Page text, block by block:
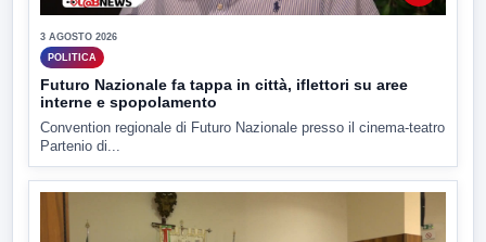
3 AGOSTO 2026
POLITICA
Futuro Nazionale fa tappa in città, iflettori su aree
interne e spopolamento
Convention regionale di Futuro Nazionale presso il cinema-teatro
Partenio di...